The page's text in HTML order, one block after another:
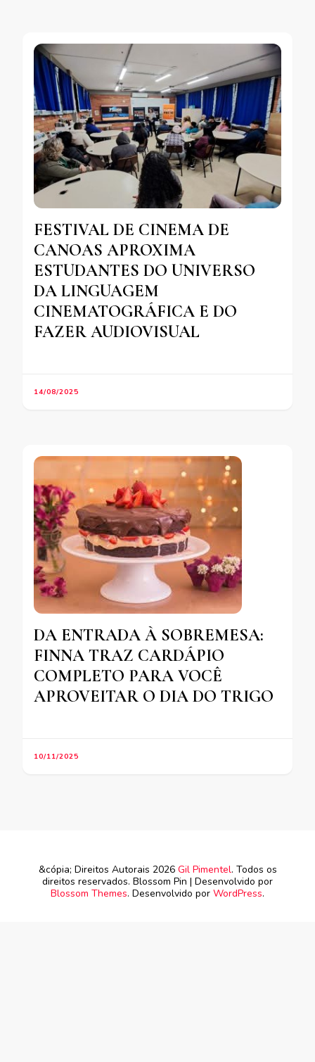
FESTIVAL DE CINEMA DE
CANOAS APROXIMA
ESTUDANTES DO UNIVERSO
DA LINGUAGEM
CINEMATOGRÁFICA E DO
FAZER AUDIOVISUAL
14/08/2025
DA ENTRADA À SOBREMESA:
FINNA TRAZ CARDÁPIO
COMPLETO PARA VOCÊ
APROVEITAR O DIA DO TRIGO
10/11/2025
&cópia; Direitos Autorais 2026 Gil Pimentel. Todos os
direitos reservados. Blossom Pin | Desenvolvido por
Blossom Themes. Desenvolvido por WordPress.